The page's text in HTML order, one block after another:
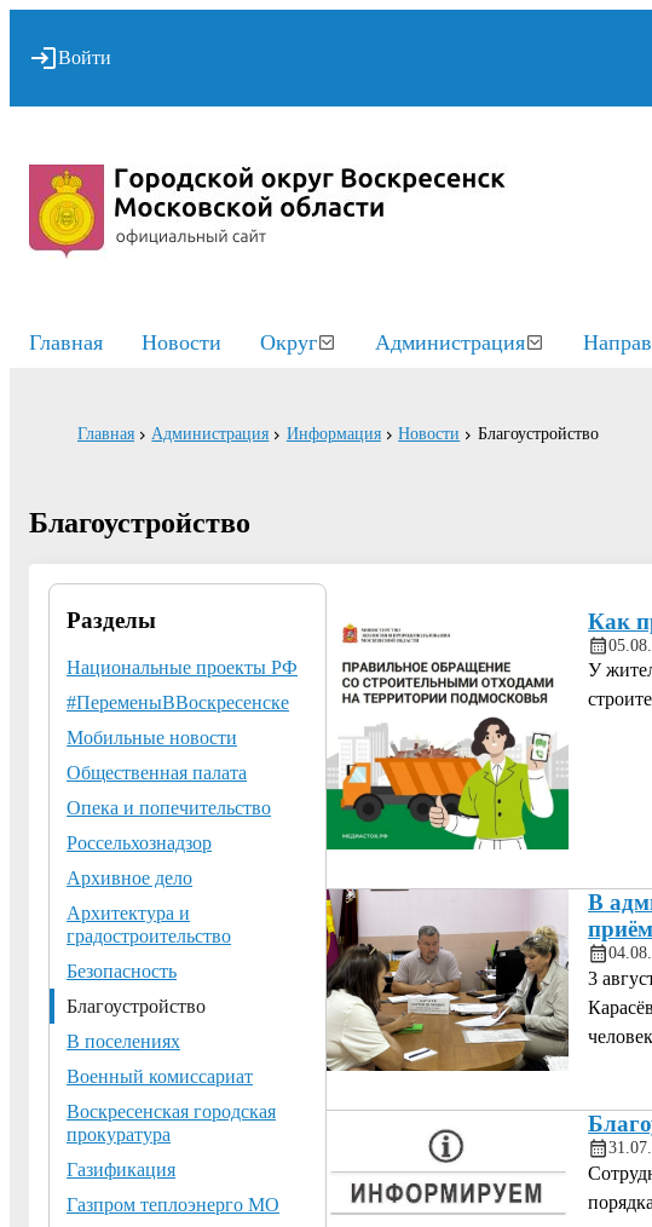
Войти
Главная Новости Округ Администрация
Главная Администрация Информация Новости Благоустройство
Благоустройство
Разделы
Национальные проекты РФ
#ПеременыВВоскресенске
Мобильные новости
Общественная палата
Опека и попечительство
Россельхознадзор
Архивное дело
Архитектура и
градостроительство
Безопасность
Благоустройство
В поселениях
Военный комиссариат
Воскресенская городская
прокуратура
Газификация
Газпром теплоэнерго МО
Как
У
В
3
человек